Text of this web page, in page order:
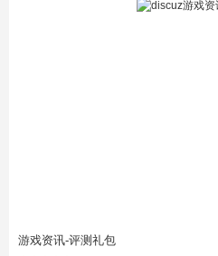
游戏资讯-评测礼包